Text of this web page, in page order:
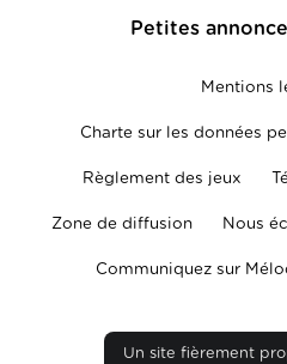
Petites
Mentions
Charte sur les données
Règlement des jeux
Zone de diffusion Nous
Communiquez sur
Un site fièrement